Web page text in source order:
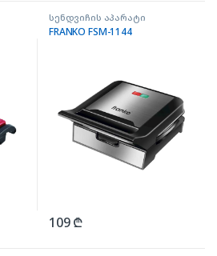
სენდვიჩის აპარატი
FRANKO FSM-1144
109₾